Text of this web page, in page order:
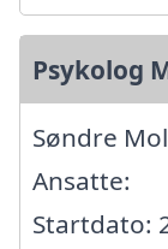
Psykolog
Søndre
Ansatte:
Startdato: